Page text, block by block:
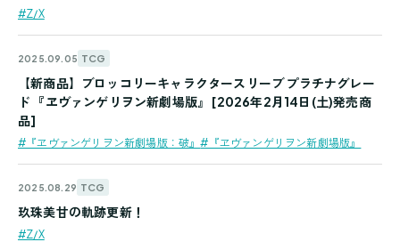
#Z/X
2025.09.05 TCG
#『ヱヴァンゲリヲン新劇場版：破』#『ヱヴァンゲリヲン新劇場版』
【新商品】ブロッコリーキャラクタースリーブ プラチナグレー
ド 『ヱヴァンゲリヲン新劇場版』 [2026年2月14日(土)発売商
品]
2025.08.29 TCG
#Z/X
玖珠美甘の軌跡更新！